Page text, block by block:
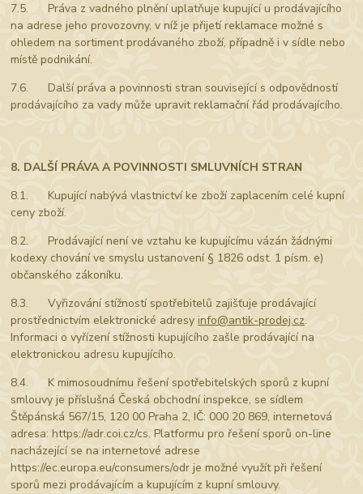
7.5. Práva z vadného plnění uplatňuje kupující u prodávajícího
na adrese jeho provozovny, v níž je přijetí reklamace možné s
ohledem na sortiment prodávaného zboží, případně i v sídle nebo
místě podnikání.
7.6. Další práva a povinnosti stran související s odpovědností
prodávajícího za vady může upravit reklamační řád prodávajícího.
8. DALŠÍ PRÁVA A POVINNOSTI SMLUVNÍCH STRAN
8.1. Kupující nabývá vlastnictví ke zboží zaplacením celé kupní
ceny zboží.
8.2. Prodávající není ve vztahu ke kupujícímu vázán žádnými
kodexy chování ve smyslu ustanovení § 1826 odst. 1 písm. e)
občanského zákoníku.
8.3. Vyřizování stížností spotřebitelů zajišťuje prodávající
prostřednictvím elektronické adresyinfo@antik-prodej.cz.
Informaci o vyřízení stížnosti kupujícího zašle prodávající na
elektronickou adresu kupujícího.
8.4. K mimosoudnímu řešení spotřebitelských sporů z kupní
smlouvy je příslušná Česká obchodní inspekce, se sídlem
Štěpánská 567/15, 120 00 Praha 2, IČ: 000 20 869, internetová
adresa: https://adr.coi.cz/cs. Platformu pro řešení sporů on-line
nacházející se na internetové adrese
https://ec.europa.eu/consumers/odr je možné využít při řešení
sporů mezi prodávajícím a kupujícím z kupní smlouvy.